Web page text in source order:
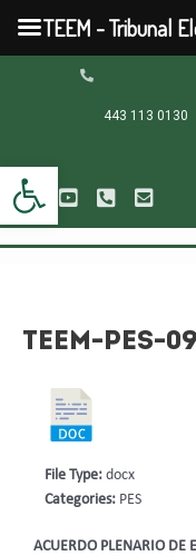
Abrir barra de herramientas
contenido
443 113 0130
TEEM-PES-
ACUERDO PLENARIO DE
File Type: docx
Categories: PES
TEEM - Tribunal